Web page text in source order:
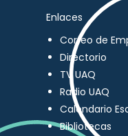
Enlaces
Correo de
Directorio
TV UAQ
Radio UAQ
Calendario
Bibliotecas